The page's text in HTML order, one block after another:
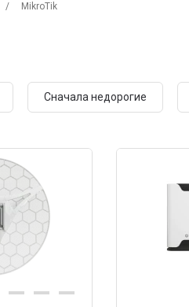
MikroTik
Сначала недорогие